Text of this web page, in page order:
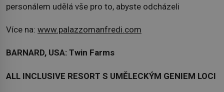
personálem udělá vše pro to, abyste odcházeli
Více na: www.palazzomanfredi.com
BARNARD, USA: Twin Farms
ALL INCLUSIVE RESORT S UMĚLECKÝM GENIEM LOCI